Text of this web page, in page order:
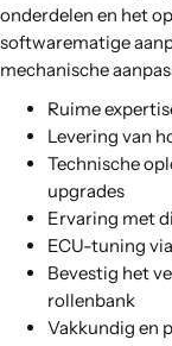
onderdelen en het
softwarematige
mechanische
Ruime
Levering van
Technische
upgrades
Ervaring met
ECU-tuning
Bevestig het
rollenbank
Vakkundig en